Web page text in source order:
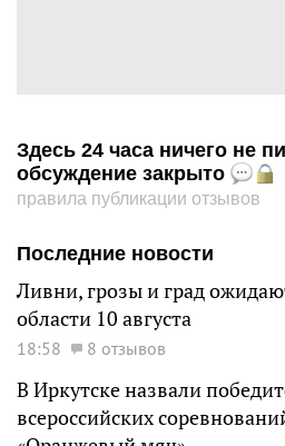
Здесь 24 часа ничего не
обсуждение закрыто
правила публикации отзывов
Последние новости
Ливни, грозы и град
области 10 августа
18:58 8 отзывов
В Иркутске назвали
всероссийских